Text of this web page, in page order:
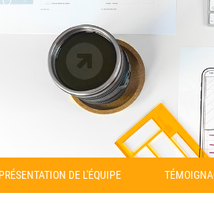
PRÉSENTATION DE L'ÉQUIPE